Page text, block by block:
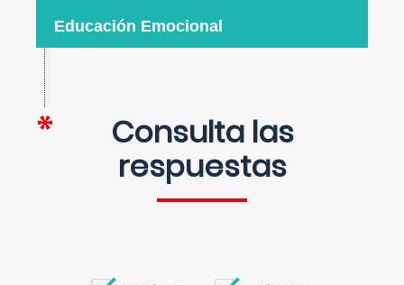
Educación Emocional
Consulta las
respuestas